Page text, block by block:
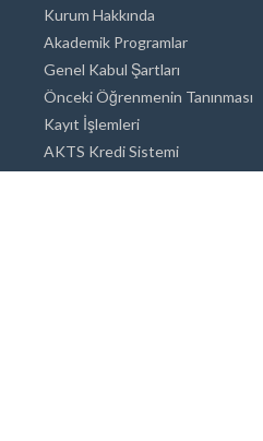
Kurum Hakkında
Akademik Programlar
Genel Kabul Şartları
Önceki Öğrenmenin Tanınması
Kayıt İşlemleri
AKTS Kredi Sistemi